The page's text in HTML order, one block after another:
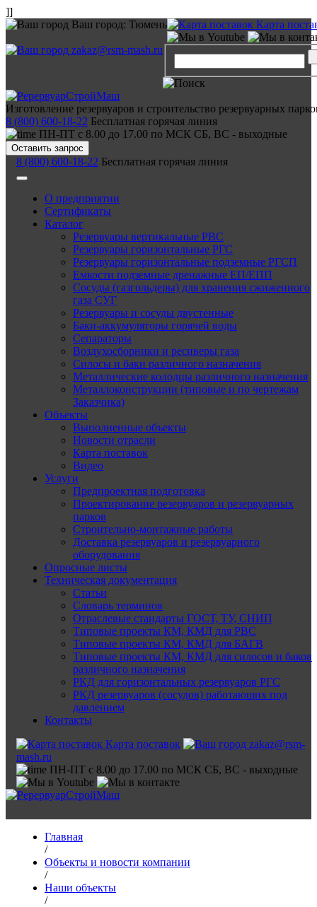
]]
Ваш город: Тюмень Карта
zakaz@rsm-mash.ru
Изготовление резервуаров и строительство резервуарных
8 (800) 600-18-22 Бесплатная горячая линия
ПН-ПТ с 8.00 до 17.00 по МСК СБ, ВС - выходные
Оставить запрос
8 (800) 600-18-22 Бесплатная горячая линия
О предприятии
Сертификаты
Каталог
Резервуары вертикальные РВС
Резервуары горизонтальные РГС
Резервуары горизонтальные подземные РГСП
Емкости подземные дренажные ЕП/ЕПП
Сосуды (газгольдеры) для хранения сжиженного
газа СУГ
Резервуары и сосуды двустенные
Баки-аккумуляторы горячей воды
Сепараторы
Воздухосборники и ресиверы газа
Силосы и баки различного назначения
Металлические колодцы различного назначения
Металлоконструкции (типовые и по чертежам
Заказчика)
Объекты
Выполненные объекты
Новости отрасли
Карта поставок
Видео
Услуги
Предпроектная подготовка
Проектирование резервуаров и резервуарных
парков
Строительно-монтажные работы
Доставка резервуаров и резервуарного
оборудования
Опросные листы
Техническая документация
Статьи
Словарь терминов
Отраслевые стандарты ГОСТ, ТУ, СНИП
Типовые проекты КМ, КМД для РВС
Типовые проекты КМ, КМД для БАГВ
Типовые проекты КМ, КМД для силосов и баков
различного назначения
РКД для горизонтальных резервуаров РГС
РКД резервуаров (сосудов) работающих под
давлением
Контакты
Карта поставок
zakaz@rsm-
mash.ru
ПН-ПТ с 8.00 до 17.00 по МСК СБ, ВС - выходные
Главная
/
Объекты и новости компании
/
Наши объекты
/